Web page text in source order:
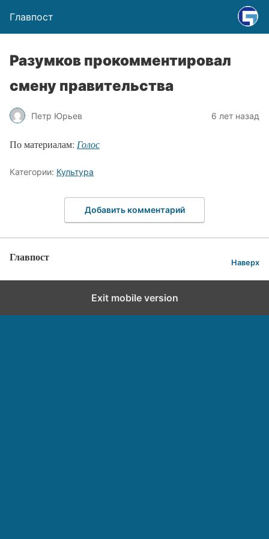
Главпост
Разумков прокомментировал
смену правительства
Петр Юрьев 6 лет назад
По материалам: Голос
Категории: Культура
Добавить комментарий
Главпост Наверх
Exit mobile version